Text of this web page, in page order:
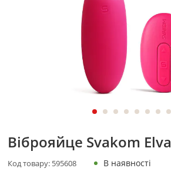
Віброяйце Svakom Elva
Код товару: 595608 В наявності